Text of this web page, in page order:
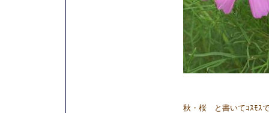
秋・桜 と書いてｺｽﾓｽ